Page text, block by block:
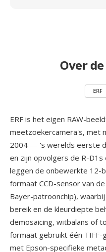
Over
ERF
ERF is het eigen RAW-
meetzoekercamera's, met
2004 — 's werelds eerste
en zijn opvolgers de R-D1s
leggen de onbewerkte 12-
formaat CCD-sensor van
Bayer-patroonchip),
bereik en de kleurdiepte
demosaicing, witbalans of
formaat gebruikt één
met Epson-specifieke